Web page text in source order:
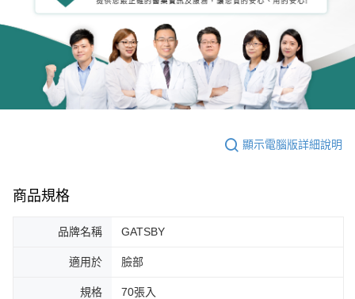
顯示電腦版詳細說明
商品規格
品牌名稱 GATSBY
適用於 臉部
規格 70張入